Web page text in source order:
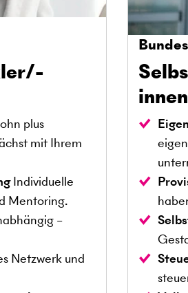
plus
mit Ihrem
Individuelle
Mentoring.
–
Netzwerk und